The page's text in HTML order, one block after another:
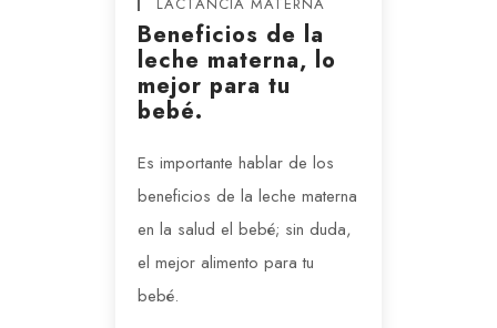
Beneficios de la
leche materna, lo
mejor para tu
bebé.
Es importante hablar de los
beneficios de la leche materna
en la salud el bebé; sin duda,
el mejor alimento para tu
bebé.